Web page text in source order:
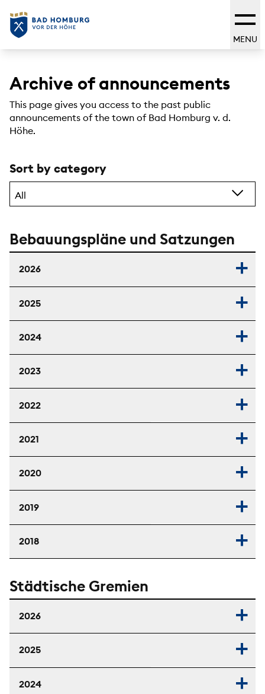
MENU
Archive of announcements
This page gives you access to the past public
announcements of the town of Bad Homburg v. d.
Höhe.
Sort by category
All
Bebauungspläne und Satzungen
2026
2025
2024
2023
2022
2021
2020
2019
2018
Städtische Gremien
2026
2025
2024